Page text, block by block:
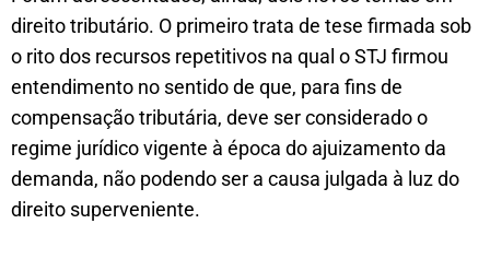
direito tributário. O primeiro trata de tese firmada sob
o rito dos recursos repetitivos na qual o STJ firmou
entendimento no sentido de que, para fins de
compensação tributária, deve ser considerado o
regime jurídico vigente à época do ajuizamento da
demanda, não podendo ser a causa julgada à luz do
direito superveniente.